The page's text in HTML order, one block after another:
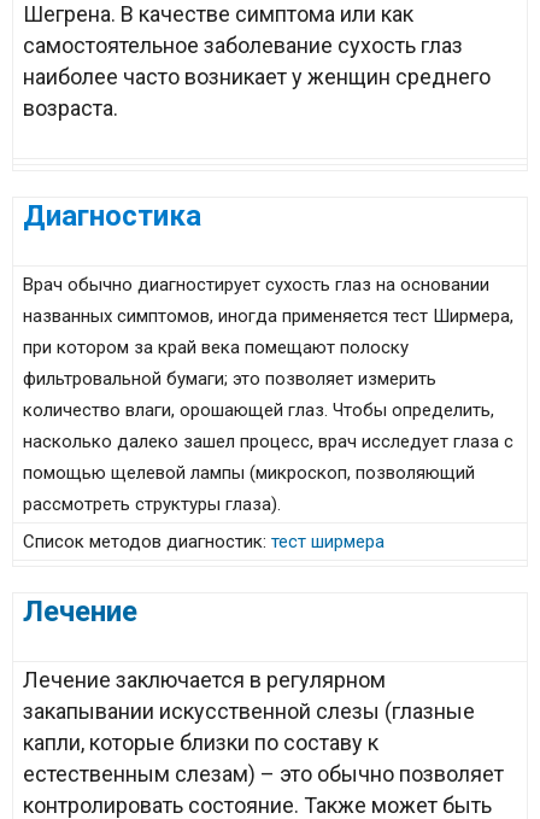
Шегрена. В качестве симптома или как
самостоятельное заболевание сухость глаз
наиболее часто возникает у женщин среднего
возраста.
Диагностика
Врач обычно диагностирует сухость глаз на основании
названных симптомов, иногда применяется тест Ширмера,
при котором за край века помещают полоску
фильтровальной бумаги; это позволяет измерить
количество влаги, орошающей глаз. Чтобы определить,
насколько далеко зашел процесс, врач исследует глаза с
помощью щелевой лампы (микроскоп, позволяющий
рассмотреть структуры глаза).
Список методов диагностик: тест ширмера
Лечение
Лечение заключается в регулярном
закапывании искусственной слезы (глазные
капли, которые близки по составу к
естественным слезам) – это обычно позволяет
контролировать состояние. Также может быть